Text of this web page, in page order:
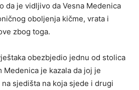
da je vidljivo da Vesna Medenica
oboljenja kičme, vrata i
zbog toga.
obezbjedio jednu od stolica
Medenica je kazala da joj je
sjedišta na koja sjede i drugi